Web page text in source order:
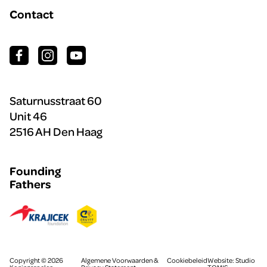
Contact
FacebookInstagramYoutube
Saturnusstraat 60
Unit 46
2516 AH Den Haag
Founding
Fathers
Copyright © 2026 Algemene Voorwaarden & CookiebeleidWebsite:Studio